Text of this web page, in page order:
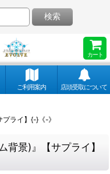
カート
検索
ご利用案内 店頭受取について
ライ】{-}《-》
背景)』【サプライ】